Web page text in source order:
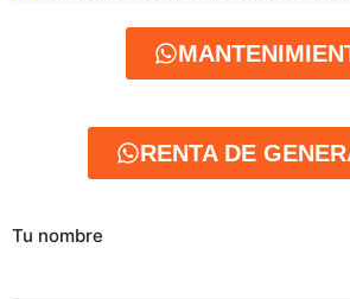
RENTA DE
Tu nombre